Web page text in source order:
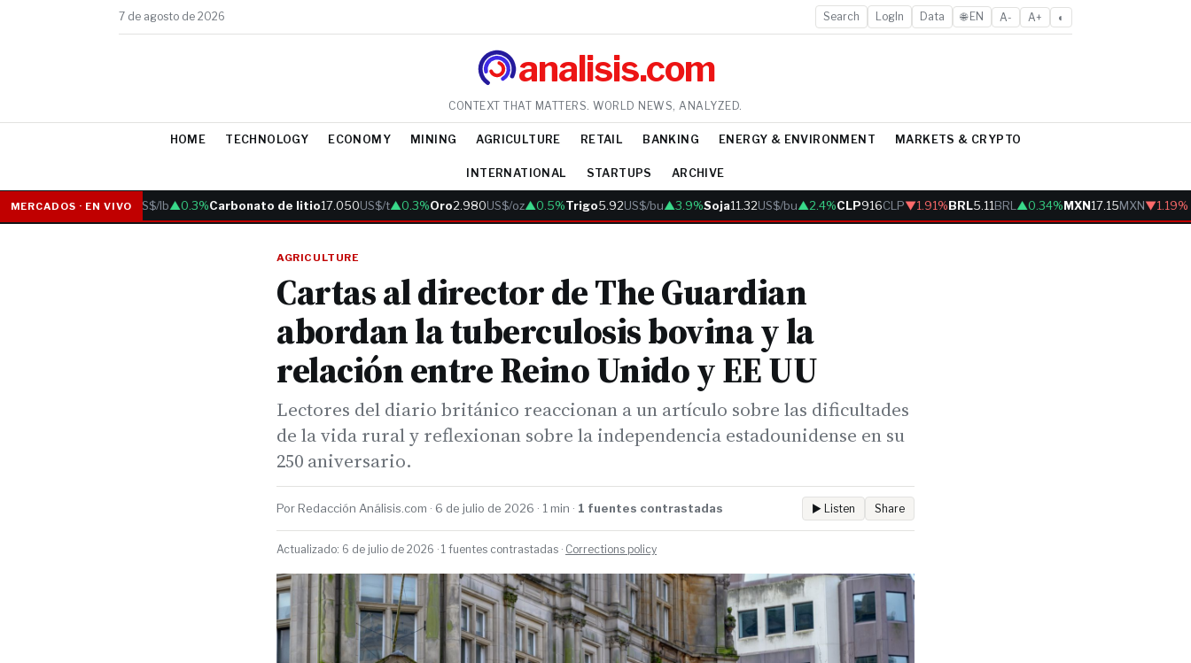
7 de agosto de 2026 Search LogIn Data 🌐 EN A- A+ ◐
analisis.com
CONTEXT THAT MATTERS. WORLD NEWS, ANALYZED.
HOME TECHNOLOGY ECONOMY MINING AGRICULTURE RETAIL BANKING ENERGY & ENVIRONMENT MARKETS & CRYPTO
INTERNATIONAL STARTUPS ARCHIVE
MERCADOS · EN VIVO
Cobre6.05US$/lb▲0.3%Carbonato de litio17.050US$/t▲0.3%Oro2.980US$/oz▲0.5%Trigo5.92US$/bu▲3.9%Soja11.32US$/bu▲2.4%CLP916CLP▼1.91%BRL5.11BRL▲0.34%MXN17.15MXN▼1.19%
AGRICULTURE
Cartas al director de The Guardian
abordan la tuberculosis bovina y la
relación entre Reino Unido y EE UU
Lectores del diario británico reaccionan a un artículo sobre las dificultades
de la vida rural y reflexionan sobre la independencia estadounidense en su
250 aniversario.
Por Redacción Análisis.com · 6 de julio de 2026 · 1 min · 1 fuentes contrastadas ▶ Listen Share
Actualizado: 6 de julio de 2026 · 1 fuentes contrastadas · Corrections policy